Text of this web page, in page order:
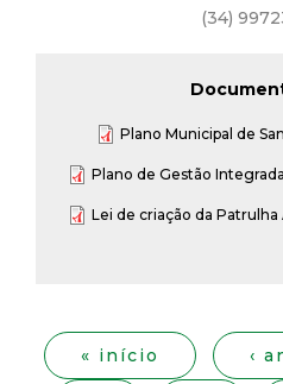
(34)
Plano Municipal de
Plano de Gestão
Lei de criação da
g
« início ‹